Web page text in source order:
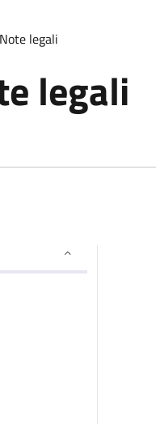
Note legali
legali